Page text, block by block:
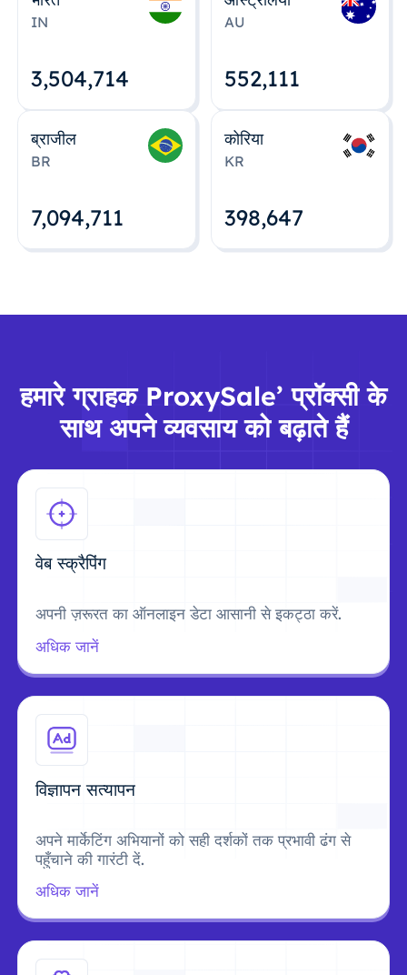
IN
3,504,715
AU
552,112
ब्राजील
BR
7,094,712
कोरिया
KR
398,648
हमारे ग्राहक ProxySale’ प्रॉक्सी के
साथ अपने व्यवसाय को बढ़ाते हैं
वेब स्क्रैपिंग
अपनी ज़रूरत का ऑनलाइन डेटा आसानी से इकट्ठा करें.
अधिक जानें
विज्ञापन सत्यापन
अपने मार्केटिंग अभियानों को सही दर्शकों तक प्रभावी ढंग से
पहुँचाने की गारंटी दें.
अधिक जानें